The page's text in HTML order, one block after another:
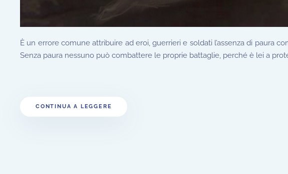
È un errore comune attribuire ad eroi, guerrieri e soldati l’assenza di paura
Senza paura nessuno può combattere le proprie battaglie, perché è lei a
CONTINUA A LEGGERE